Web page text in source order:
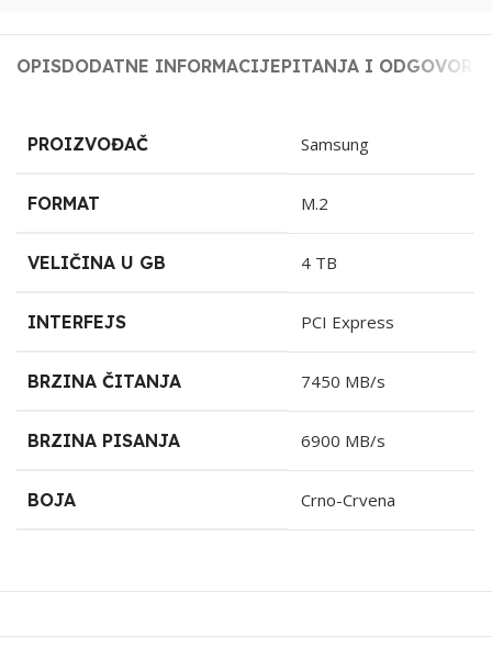
OPISDODATNE INFORMACIJEPITANJA I ODGOVORI
PROIZVOĐAČ Samsung
FORMAT M.2
VELIČINA U GB 4 TB
INTERFEJS PCI Express
BRZINA ČITANJA 7450 MB/s
BRZINA PISANJA 6900 MB/s
BOJA Crno-Crvena